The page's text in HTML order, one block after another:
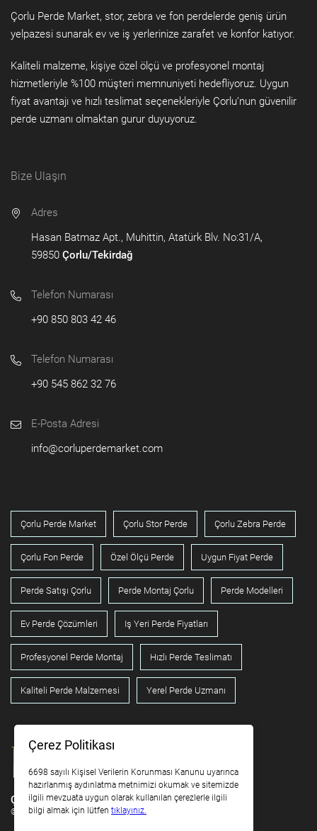
Çorlu Perde Market, stor, zebra ve fon perdelerde geniş ürün
yelpazesi sunarak ev ve iş yerlerinize zarafet ve konfor katıyor.
Kaliteli malzeme, kişiye özel ölçü ve profesyonel montaj
hizmetleriyle %100 müşteri memnuniyeti hedefliyoruz. Uygun
fiyat avantajı ve hızlı teslimat seçenekleriyle Çorlu’nun güvenilir
perde uzmanı olmaktan gurur duyuyoruz.
Bize Ulaşın
Adres
Hasan Batmaz Apt., Muhittin, Atatürk Blv. No:31/A,
59850 Çorlu/Tekirdağ
Telefon Numarası
+90 850 803 42 46
Telefon Numarası
+90 545 862 32 76
E-Posta Adresi
info@corluperdemarket.com
Çorlu Perde Market Çorlu Stor Perde Çorlu Zebra Perde
Çorlu Fon Perde Özel Ölçü Perde Uygun Fiyat Perde
Perde Satışı Çorlu Perde Montaj Çorlu Perde Modelleri
Ev Perde Çözümleri Iş Yeri Perde Fiyatları
Profesyonel Perde Montaj Hızlı Perde Teslimatı
Kaliteli Perde Malzemesi Yerel Perde Uzmanı
Çorlu Merde Market
© 2025 - Tüm hakları saklıdır.
Çerez Politikası
6698 sayılı Kişisel Verilerin Korunması Kanunu uyarınca
hazırlanmış aydınlatma metnimizi okumak ve sitemizde
ilgili mevzuata uygun olarak kullanılan çerezlerle ilgili
bilgi almak için lütfen tıklayınız.